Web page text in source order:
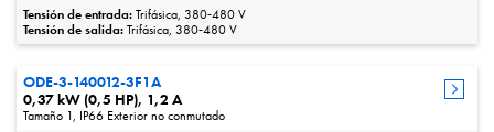
Tensión de entrada:Trifásica, 380‑480 V
Tensión de salida:Trifásica, 380‑480 V
ODE-3-140012-3F1A
0,37 kW (0,5 HP), 1,2 A
Tamaño 1, IP66 Exterior no conmutado